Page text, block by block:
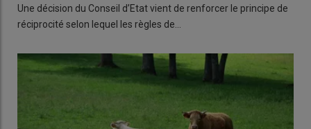
Une décision du Conseil d’Etat vient de renforcer le principe de
réciprocité selon lequel les règles de…